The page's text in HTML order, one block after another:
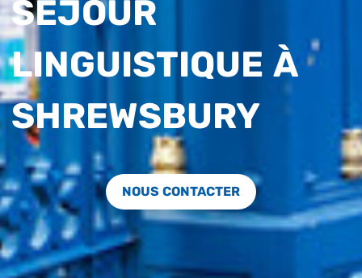
SÉJOUR
LINGUISTIQUE À
SHREWSBURY
NOUS CONTACTER